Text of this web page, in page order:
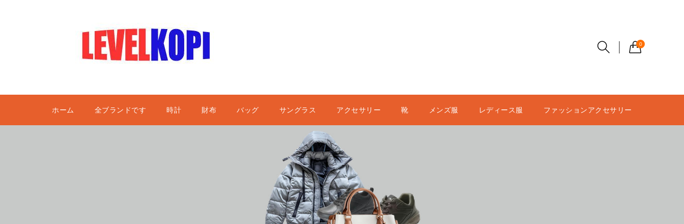
0
ホーム 全ブランドです 時計 財布 バッグ サングラス アクセサリー 靴 メンズ服 レディース服 ファッションアクセサリー